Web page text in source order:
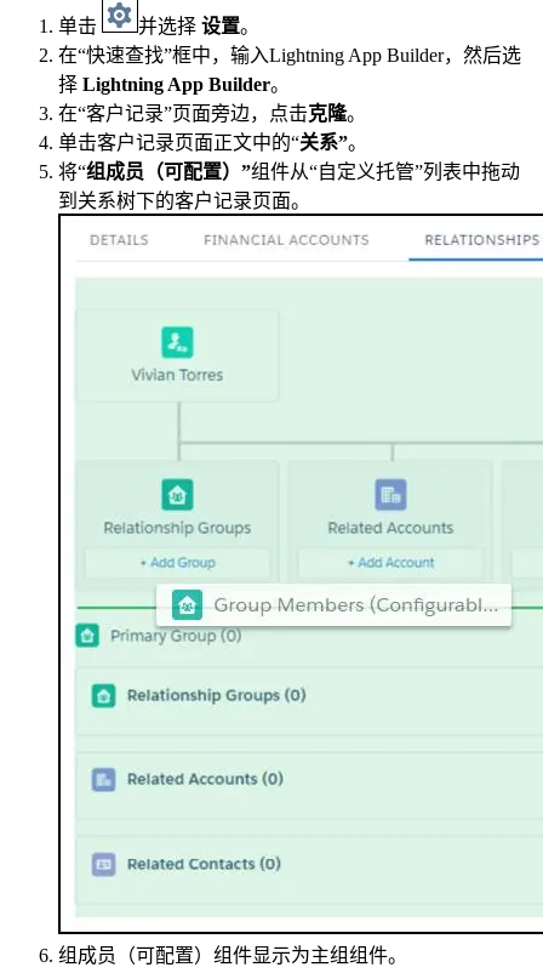
单击 并选择 设置。
在“快速查找”框中，输入Lightning App Builder，然后选
择 Lightning App Builder。
在“客户记录”页面旁边，点击克隆。
单击客户记录页面正文中的“关系”。
将“组成员（可配置）”组件从“自定义托管”列表中拖动
到关系树下的客户记录页面。
组成员（可配置）组件显示为主组组件。